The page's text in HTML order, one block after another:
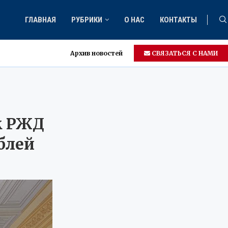
ГЛАВНАЯ РУБРИКИ О НАС КОНТАКТЫ
Архив новостей СВЯЗАТЬСЯ С НАМИ
РЖД